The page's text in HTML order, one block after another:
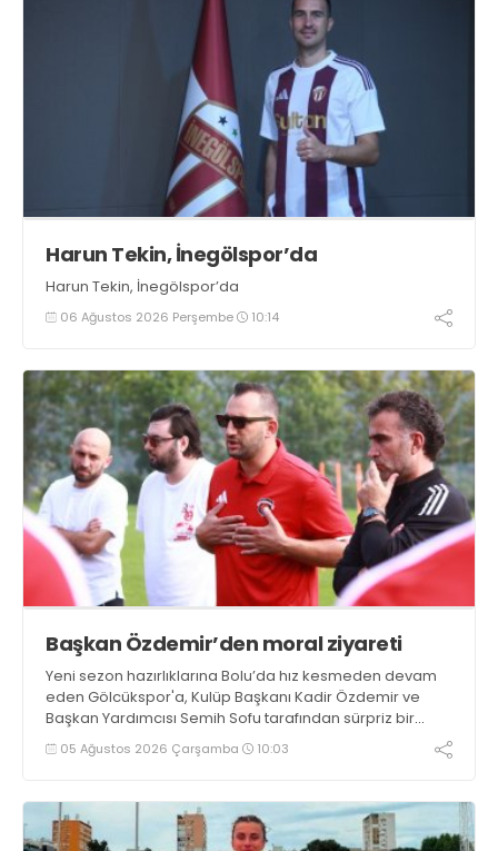
Harun Tekin, İnegölspor’da
Harun Tekin, İnegölspor’da
06 Ağustos 2026 Perşembe 10:14
Başkan Özdemir’den moral ziyareti
Yeni sezon hazırlıklarına Bolu’da hız kesmeden devam
eden Gölcükspor'a, Kulüp Başkanı Kadir Özdemir ve
Başkan Yardımcısı Semih Sofu tarafından sürpriz bir
moral ziyareti gerçekleştirildi
05 Ağustos 2026 Çarşamba 10:03